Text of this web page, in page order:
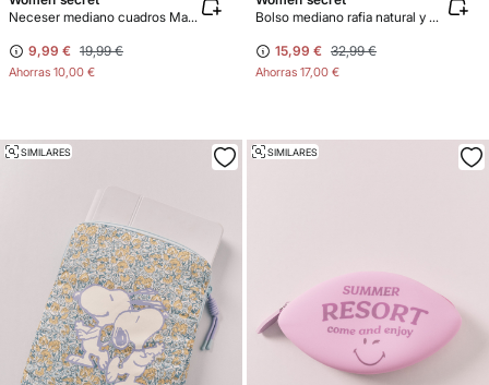
Neceser mediano cuadros Mafalda
9,99 € 19,99 €
Ahorras 10,00 €
Bolso mediano rafia natural y negro
15,99 € 32,99 €
Ahorras 17,00 €
SIMILARES SIMILARES